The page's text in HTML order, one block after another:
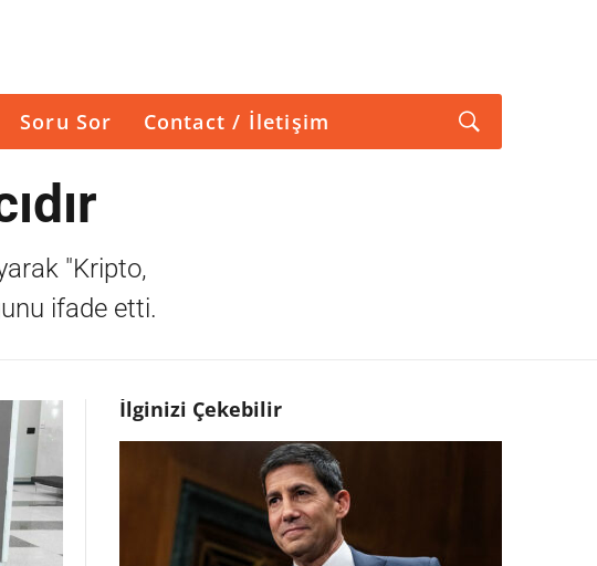
Soru Sor Contact / İletişim
"Kripto,
ifade etti.
İlginizi Çekebilir